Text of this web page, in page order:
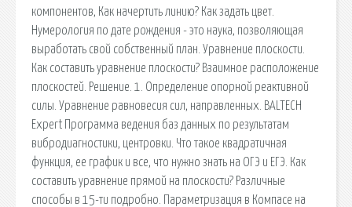
компонентов, Как начертить линию? Как задать цвет.
Нумерология по дате рождения - это наука, позволяющая
выработать свой собственный план. Уравнение плоскости.
Как составить уравнение плоскости? Взаимное расположение
плоскостей. Решение. 1. Определение опорной реактивной
силы. Уравнение равновесия сил, направленных. BALTECH
Expert Программа ведения баз данных по результатам
вибродиагностики, центровки. Что такое квадратичная
функция, ее график и все, что нужно знать на ОГЭ и ЕГЭ. Как
составить уравнение прямой на плоскости? Различные
способы в 15-ти подробно. Параметризация в Компасе на